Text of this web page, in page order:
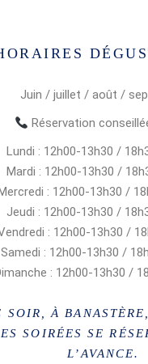
Juin / juillet / août /
Réservation
Lundi : 12h00-13h30 /
Mardi : 12h00-13h30 /
: 12h00-13h30 /
Jeudi : 12h00-13h30 /
: 12h00-13h30 /
Samedi : 12h00-13h30 /
: 12h00-13h30 /
SOIR, À
SOIRÉES SE
L’AVANCE.